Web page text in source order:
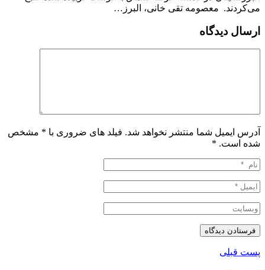
می‌کردند. معصومه تقی خانی، البرز…
ارسال دیدگاه
آدرس ایمیل شما منتشر نخواهد شد. فیلد های ضروری با * مشخص
شده است. *
پست قبلی